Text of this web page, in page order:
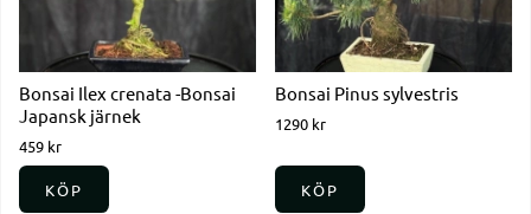
Bonsai Ilex crenata -Bonsai
Japansk järnek
459 kr
KÖP
Bonsai Pinus sylvestris
1290 kr
KÖP